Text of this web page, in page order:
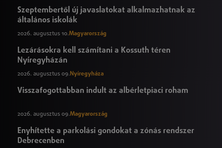
Szeptembertől új javaslatokat alkalmazhatnak az
általános iskolák
2026. augusztus 10.Magyarország
Lezárásokra kell számítani a Kossuth téren
Nyíregyházán
2026. augusztus 09. Nyíregyháza
Visszafogottabban indult az albérletpiaci roham
2026. augusztus 09.Magyarország
Enyhítette a parkolási gondokat a zónás rendszer
Debrecenben